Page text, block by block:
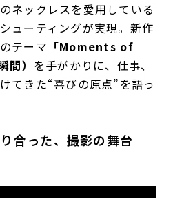
ネックレスを愛用している
ューティングが実現。新作
テーマ 「Moments of
） を手がかりに、仕事、
てきた“喜びの原点”を語っ
合った、撮影の舞台